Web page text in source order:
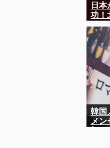
日
功！
させ
韓国
メ